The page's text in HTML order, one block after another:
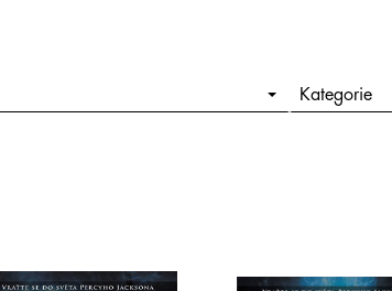
Kategorie